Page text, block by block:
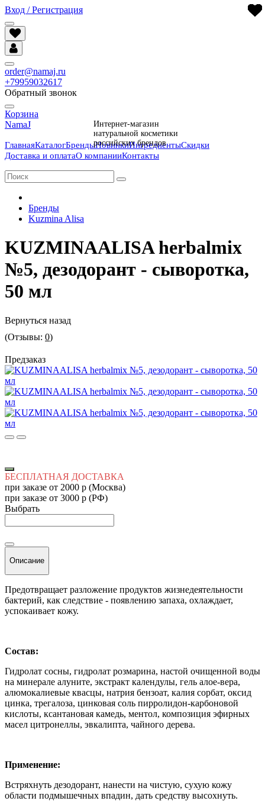
Вход / Регистрация
order@namaj.ru
+79959032617
Обратный звонок
Корзина
NamaJ
Интернет-магазин
натуральной косметики
российских брендов
ГлавнаяКаталогБрендыНовинкиИнгредиентыСкидки
Доставка и оплатаО компанииКонтакты
Бренды
Kuzmina Alisa
KUZMINAALISA herbalmix
№5, дезодорант - сыворотка,
50 мл
Вернуться назад
(Отзывы: 0)
Предзаказ
БЕСПЛАТНАЯ ДОСТАВКА
при заказе от 2000 р (Москва)
при заказе от 3000 р (РФ)
Выбрать
Описание
Предотвращает разложение продуктов жизнедеятельности
бактерий, как следствие - появлению запаха, охлаждает,
успокаивает кожу.
Состав:
Гидролат сосны, гидролат розмарина, настой очищенной воды
на минерале алуните, экстракт календулы, гель алое-вера,
алюмокалиевые квасцы, натрия бензоат, калия сорбат, оксид
цинка, трегалоза, цинковая соль пирролидон-карбоновой
кислоты, ксантановая камедь, ментол, композиция эфирных
масел цитронеллы, эвкалипта, чайного дерева.
Применение:
Встряхнуть дезодорант, нанести на чистую, сухую кожу
области подмышечных впадин, дать средству высохнуть.